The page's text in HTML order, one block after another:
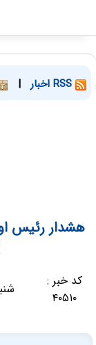
|
هشدار رئیس
کد خبر :
۴۰۵۱۰
شنبه، ۱۸